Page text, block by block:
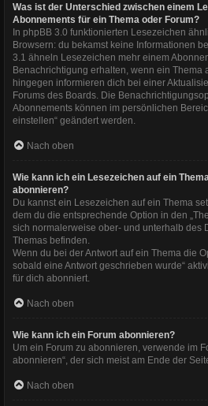
Was ist der Unterschied zwischen einem
Abonnements für ein Thema oder Forum?
In phpBB 3.0 funktionierten Lesezeichen
Browsern: du bekamst keine Informationen
3.1 ähneln Lesezeichen mehr einem
Benachrichtigung erhalten, wenn ein Thema
hingegen informieren dich bei einer
Forums des Boards. Die
Abonnements können im persönlichen
einstellen“ geändert werden.
Nach oben
Wie kann ich ein Lesezeichen auf ein
abonnieren?
Du kannst ein Lesezeichen auf ein Thema
dem du die entsprechende Option in den
sich normalerweise ober- und unterhalb des
Themas befinden.
Wenn du bei der Antwort auf ein Thema die
sobald eine Antwort geschrieben wurde“
für dich abonniert.
Nach oben
Wie kann ich ein Forum abonnieren?
Um ein Forum zu abonnieren, verwende im
abonnieren“, der sich meist am Ende der
Nach oben